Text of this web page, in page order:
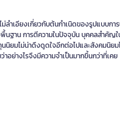
ม่ลำเอียงเกี่ยวกับต้นกำเนิดของรูปแบบก
นฐาน การตีความในปัจจุบัน บุคคลสำคัญ
นิยมไม่น่าดึงดูดใจอีกต่อไปและสังคมนิย
อย่างไรจึงมีความจำเป็นมากขึ้นกว่าที่เคย